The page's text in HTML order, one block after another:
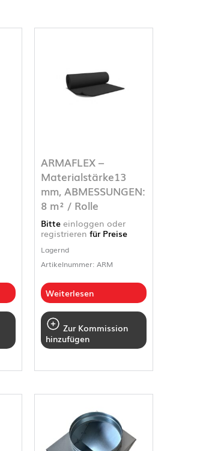
ARMAFLEX –
Materialstärke13
mm, ABMESSUNGEN:
8 m² / Rolle
Bitteeinloggen oder
registrieren für Preise
Lagernd
Artikelnummer: ARM
Weiterlesen
Zur Kommission
hinzufügen